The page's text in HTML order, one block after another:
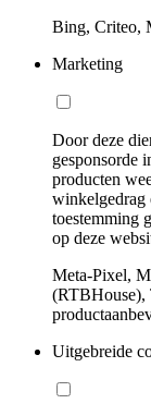
Bing, Criteo,
Marketing
Door deze
gesponsorde
producten
winkelgedrag
toestemming
op deze
Meta-Pixel,
(RTBHouse),
Uitgebreide